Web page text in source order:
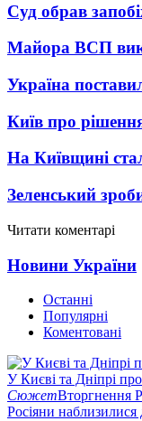
Суд обрав
Майора ВСП
Україна
Київ про
На Київщині
Зеленський
Читати коментарі
Новини України
Останні
Популярні
Коментовані
У Києві та Дніпрі
СюжетВторгнення
Росіяни